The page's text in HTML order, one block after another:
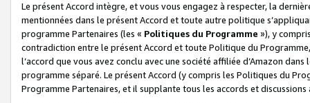
Le présent Accord intègre, et vous vous engagez à respecter, la
mentionnées dans le présent Accord et toute autre politique
programme Partenaires (les « Politiques du Programme »), y
contradiction entre le présent Accord et toute Politique du
l’accord que vous avez conclu avec une société affiliée d’Amazon
programme séparé. Le présent Accord (y compris les Politiques du
Programme Partenaires, et il supplante tous les accords et discussions